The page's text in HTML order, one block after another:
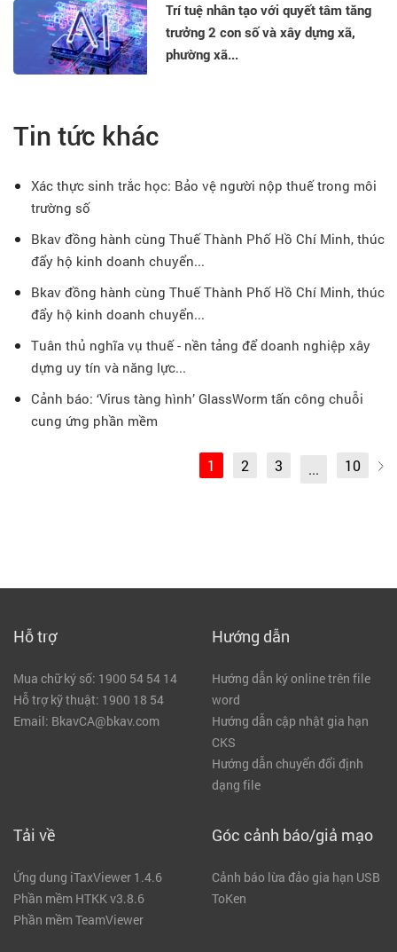
Trí tuệ nhân tạo với quyết tâm tăng
trưởng 2 con số và xây dựng xã,
phường xã...
Tin tức khác
Xác thực sinh trắc học: Bảo vệ người nộp thuế trong môi
trường số
Bkav đồng hành cùng Thuế Thành Phố Hồ Chí Minh, thúc
đẩy hộ kinh doanh chuyển...
Bkav đồng hành cùng Thuế Thành Phố Hồ Chí Minh, thúc
đẩy hộ kinh doanh chuyển...
Tuân thủ nghĩa vụ thuế - nền tảng để doanh nghiệp xây
dựng uy tín và năng lực...
Cảnh báo: ‘Virus tàng hình’ GlassWorm tấn công chuỗi
cung ứng phần mềm
1 2 3 ... 10
Hỗ trợ
Mua chữ ký số: 1900 54 54 14
Hỗ trợ kỹ thuật: 1900 18 54
Email: BkavCA@bkav.com
Hướng dẫn
Hướng dẫn ký online trên file
word
Hướng dẫn cập nhật gia hạn
CKS
Hướng dẫn chuyển đổi định
dạng file
Tải về
Ứng dung iTaxViewer 1.4.6
Phần mềm HTKK v3.8.6
Phần mềm TeamViewer
Góc cảnh báo/giả mạo
Cảnh báo lừa đảo gia hạn USB
ToKen